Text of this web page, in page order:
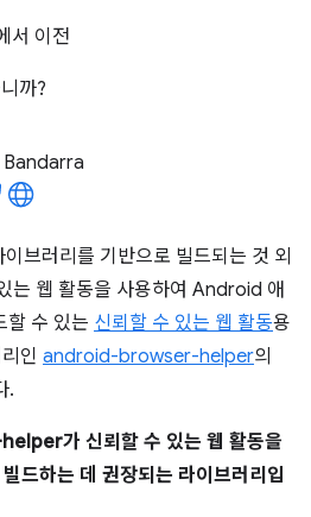
이전
까?
이브러리를 기반으로 빌드되는 것 외
는 웹 활동을 사용하여 Android 애
할 수 있는 신뢰할 수 있는 웹 활동용
인 android-browser-helper의
.
가 신뢰할 수 있는 웹 활동을
드하는 데 권장되는 라이브러리입